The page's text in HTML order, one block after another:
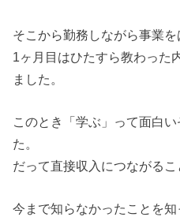
そこから勤務しながら事業を
1ヶ月目はひたすら教わった
ました。
このとき「学ぶ」って面白
た。
だって直接収入につながるこ
今まで知らなかったことを知